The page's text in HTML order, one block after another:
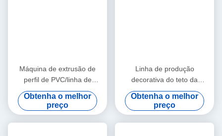
Máquina de extrusão de
perfil de PVC/linha de
extrusão de perfil de PVC
Obtenha o melhor
preço
Linha de produção
decorativa do teto da
máquina da extrusão do
perfil de WPC/WPC
Obtenha o melhor
preço